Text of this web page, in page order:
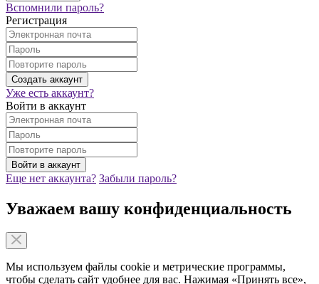
Вспомнили пароль?
Регистрация
Уже есть аккаунт?
Войти в аккаунт
Еще нет аккаунта? Забыли пароль?
Уважаем вашу конфиденциальность
Мы используем файлы cookie и метрические программы,
чтобы сделать сайт удобнее для вас. Нажимая «Принять все»,